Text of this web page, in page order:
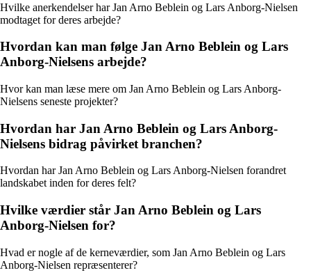
Hvilke anerkendelser har Jan Arno Beblein og Lars Anborg-Nielsen
modtaget for deres arbejde?
Hvordan kan man følge Jan Arno Beblein og Lars
Anborg-Nielsens arbejde?
Hvor kan man læse mere om Jan Arno Beblein og Lars Anborg-
Nielsens seneste projekter?
Hvordan har Jan Arno Beblein og Lars Anborg-
Nielsens bidrag påvirket branchen?
Hvordan har Jan Arno Beblein og Lars Anborg-Nielsen forandret
landskabet inden for deres felt?
Hvilke værdier står Jan Arno Beblein og Lars
Anborg-Nielsen for?
Hvad er nogle af de kerneværdier, som Jan Arno Beblein og Lars
Anborg-Nielsen repræsenterer?